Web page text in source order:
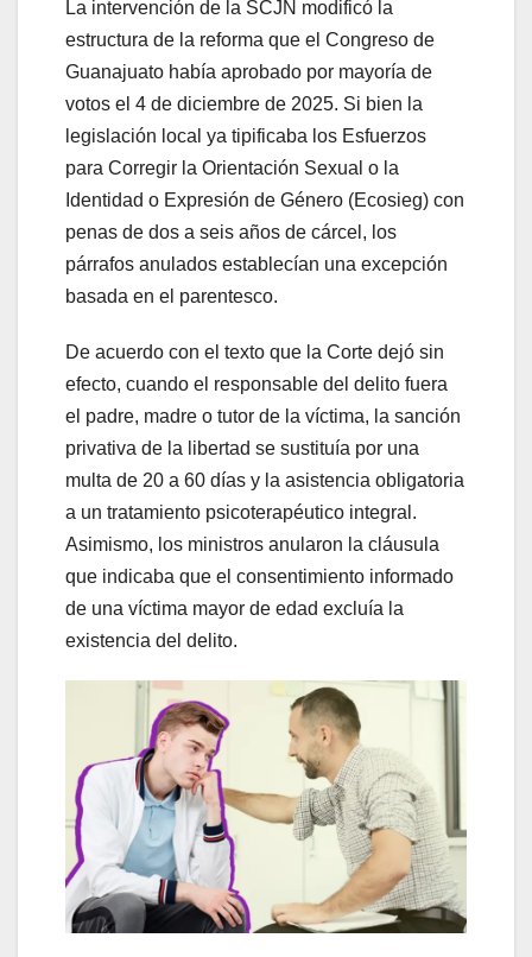
La intervención de la SCJN modificó la
estructura de la reforma que el Congreso de
Guanajuato había aprobado por mayoría de
votos el 4 de diciembre de 2025. Si bien la
legislación local ya tipificaba los Esfuerzos
para Corregir la Orientación Sexual o la
Identidad o Expresión de Género (Ecosieg) con
penas de dos a seis años de cárcel, los
párrafos anulados establecían una excepción
basada en el parentesco.
De acuerdo con el texto que la Corte dejó sin
efecto, cuando el responsable del delito fuera
el padre, madre o tutor de la víctima, la sanción
privativa de la libertad se sustituía por una
multa de 20 a 60 días y la asistencia obligatoria
a un tratamiento psicoterapéutico integral.
Asimismo, los ministros anularon la cláusula
que indicaba que el consentimiento informado
de una víctima mayor de edad excluía la
existencia del delito.